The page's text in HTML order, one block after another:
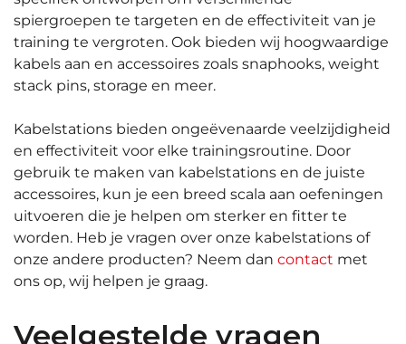
spiergroepen te targeten en de effectiviteit van je
training te vergroten. Ook bieden wij hoogwaardige
kabels aan en accessoires zoals snaphooks, weight
stack pins, storage en meer.
Kabelstations bieden ongeëvenaarde veelzijdigheid
en effectiviteit voor elke trainingsroutine. Door
gebruik te maken van kabelstations en de juiste
accessoires, kun je een breed scala aan oefeningen
uitvoeren die je helpen om sterker en fitter te
worden. Heb je vragen over onze kabelstations of
onze andere producten? Neem dan contact met
ons op, wij helpen je graag.
Veelgestelde vragen